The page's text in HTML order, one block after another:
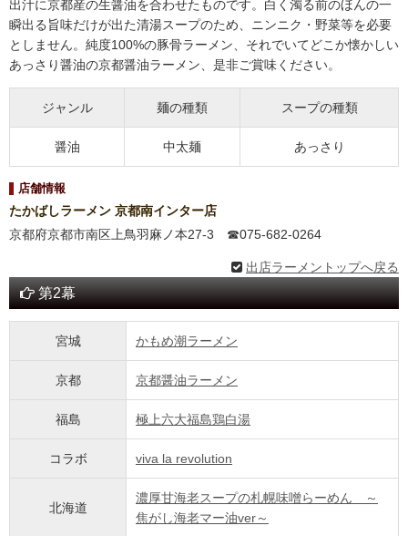
出汁に京都産の生醤油を合わせたものです。白く濁る前のほんの一
瞬出る旨味だけが出た清湯スープのため、ニンニク・野菜等を必要
としません。純度100%の豚骨ラーメン、それでいてどこか懐かしい
あっさり醤油の京都醤油ラーメン、是非ご賞味ください。
ジャンル 麺の種類 スープの種類
醤油 中太麺 あっさり
店舗情報
たかばしラーメン 京都南インター店
京都府京都市南区上鳥羽麻ノ本27-3 ☎︎075-682-0264
出店ラーメントップへ戻る
第2幕
宮城 かもめ潮ラーメン
京都 京都醤油ラーメン
福島 極上六大福島鶏白湯
コラボ viva la revolution
北海道
濃厚甘海老スープの札幌味噌らーめん ～
焦がし海老マー油ver～